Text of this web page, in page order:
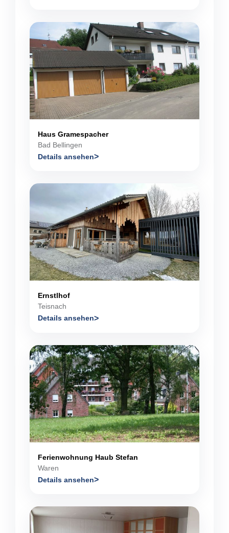
Haus Gramespacher
Bad Bellingen
Details ansehen
Ernstlhof
Teisnach
Details ansehen
Ferienwohnung Haub Stefan
Waren
Details ansehen